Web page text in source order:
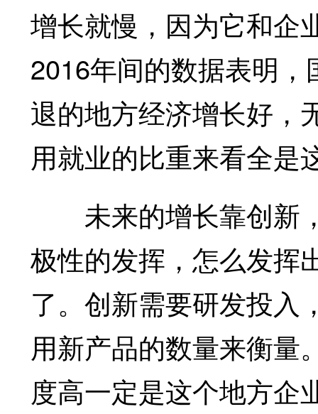
增长就慢，因为它和企
2016年间的数据表明
退的地方经济增长好，
用就业的比重来看全是
未来的增长靠创新
极性的发挥，怎么发挥
了。创新需要研发投入
用新产品的数量来衡量
度高一定是这个地方企